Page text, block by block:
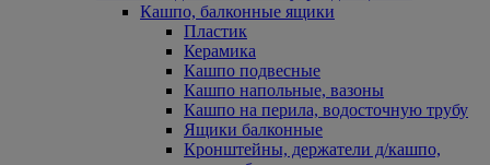
Кашпо, балконные ящики
Пластик
Керамика
Кашпо подвесные
Кашпо напольные, вазоны
Кашпо на перила, водосточную трубу
Ящики балконные
Кронштейны, держатели д/кашпо,